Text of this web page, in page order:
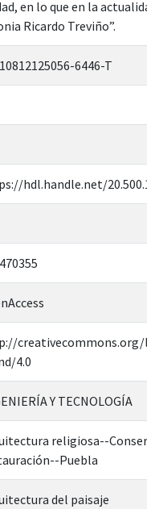
en lo que en la
Ricardo Treviño”.
6446-T
hdl.handle.net/
creativecommons.org/
4.0
Y TECNOLOGÍA
religiosa--
Puebla
del paisaje